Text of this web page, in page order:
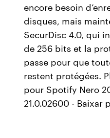
encore besoin
disques, mais
SecurDisc 4.0, qui
de 256 bits et la
passe pour que
restent protégées.
pour Spotify Nero
21.0.02600 - Baixar